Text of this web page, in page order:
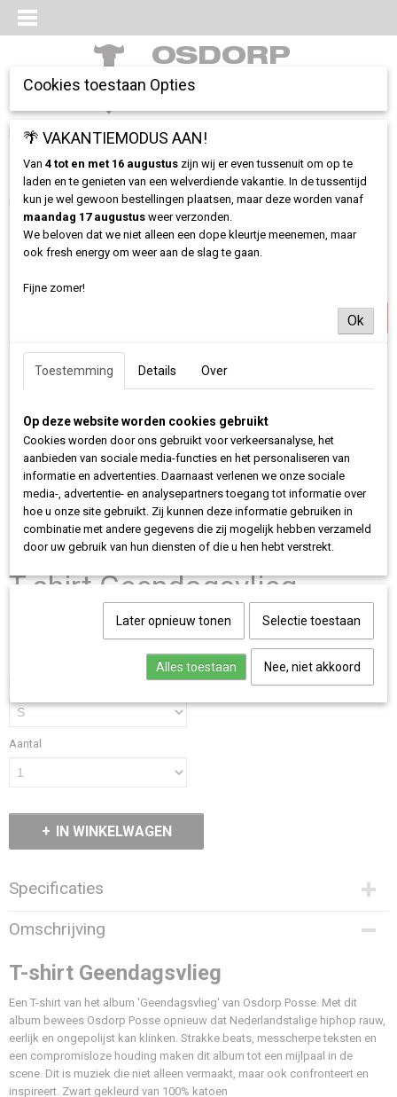
Inloggen Registreren
Home>Alles >T-shirt Geendagsvlieg
T-shirt Geendagsvlieg
(inclusief btw 21%)
- Levertijd Verwacht 23-4-2026
Aantal
IN WINKELWAGEN
Specificaties
Productcode
211-707
100% Katoen, 185grms
Artwork
DTF print
Fit
Medium Fit
Stijl
Omschrijving
T-shirt Geendagsvlieg
Een T-shirt van het album 'Geendagsvlieg' van Osdorp Posse. Met dit
album bewees Osdorp Posse opnieuw dat Nederlandstalige hiphop rauw,
eerlijk en ongepolijst kan klinken. Strakke beats, messcherpe teksten en
een compromisloze houding maken dit album tot een mijlpaal in de
scene. Dit is muziek die niet alleen vermaakt, maar ook confronteert en
inspireert. Zwart gekleurd van 100% katoen
Cookies toestaan Opties
🌴 VAKANTIEMODUS AAN!
Van 4 tot en met 16 augustus zijn wij er even tussenuit om op te
laden en te genieten van een welverdiende vakantie. In de tussentijd
kun je wel gewoon bestellingen plaatsen, maar deze worden vanaf
maandag 17 augustus weer verzonden.
We beloven dat we niet alleen een dope kleurtje meenemen, maar
ook fresh energy om weer aan de slag te gaan.
Fijne zomer!
Ok
Toestemming Details Over
Op deze website worden cookies gebruikt
Cookies worden door ons gebruikt voor verkeersanalyse, het
aanbieden van sociale media-functies en het personaliseren van
informatie en advertenties. Daarnaast verlenen we onze sociale
media-, advertentie- en analysepartners toegang tot informatie over
hoe u onze site gebruikt. Zij kunnen deze informatie gebruiken in
combinatie met andere gegevens die zij mogelijk hebben verzameld
door uw gebruik van hun diensten of die u hen hebt verstrekt.
Later opnieuw tonen Selectie toestaan
Alles toestaan Nee, niet akkoord